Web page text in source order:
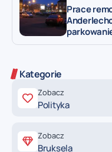
Prace
Kategorie
Zobacz
Polityka
Zobacz
Bruksela